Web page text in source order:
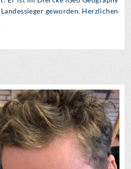
geworden. Herzlichen